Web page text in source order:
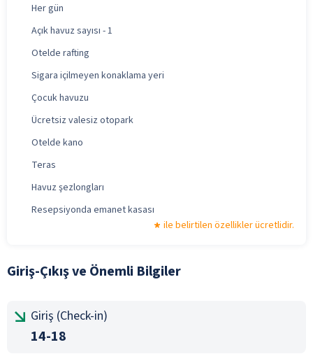
Her gün
Açık havuz sayısı - 1
Otelde rafting
Sigara içilmeyen konaklama yeri
Çocuk havuzu
Ücretsiz valesiz otopark
Otelde kano
Teras
Havuz şezlongları
Resepsiyonda emanet kasası
ile belirtilen özellikler ücretlidir.
Giriş-Çıkış ve Önemli Bilgiler
Giriş (Check-in)
14-18